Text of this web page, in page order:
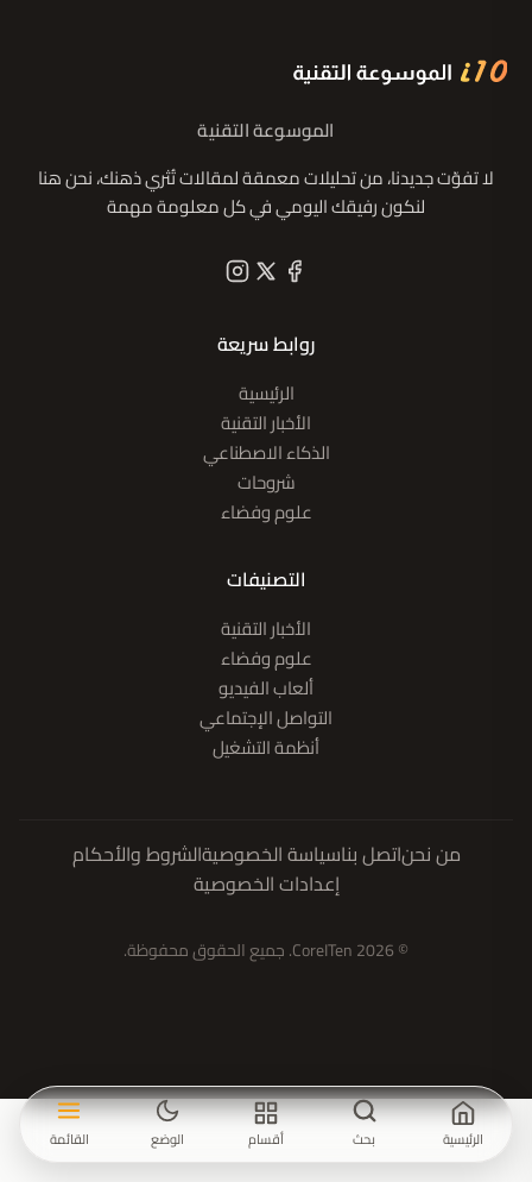
الرئيسية بحث أقسام الوضع القائمة
الموسوعة التقنية
لا تفوّت جديدنا، من تحليلات معمقة لمقالات تُثري ذهنك، نحن هنا
لنكون رفيقك اليومي في كل معلومة مهمة
روابط سريعة
الرئيسية
الأخبار التقنية
الذكاء الاصطناعي
شروحات
علوم وفضاء
التصنيفات
الأخبار التقنية
علوم وفضاء
ألعاب الفيديو
التواصل الإجتماعي
أنظمة التشغيل
من نحناتصل بناسياسة الخصوصيةالشروط والأحكام
إعدادات الخصوصية
© 2026 CoreITen. جميع الحقوق محفوظة.